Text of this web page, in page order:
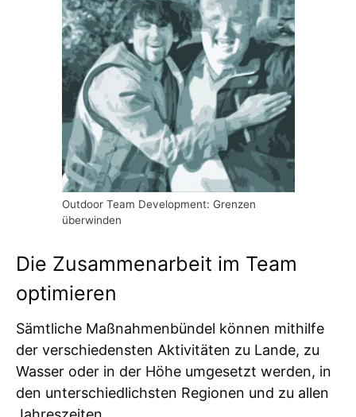
Outdoor Team Development: Grenzen
überwinden
Die Zusammenarbeit im Team
optimieren
Sämtliche Maßnahmenbündel können mithilfe
der verschiedensten Aktivitäten zu Lande, zu
Wasser oder in der Höhe umgesetzt werden, in
den unterschiedlichsten Regionen und zu allen